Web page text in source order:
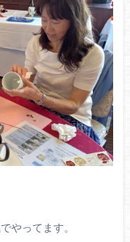
やってます。